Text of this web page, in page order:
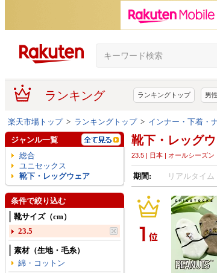
ランキング ランキングトップ 男
楽天市場トップ> ランキングトップ> インナー・下着・
靴下・レッグ
23.5 | 日本 | オールシーズン
期間: リアルタイム
ジャンル一覧
総合
ユニセックス
靴下・レッグウェア
条件で絞り込む
靴サイズ（cm）
23.5
素材（生地・毛糸）
綿・コットン